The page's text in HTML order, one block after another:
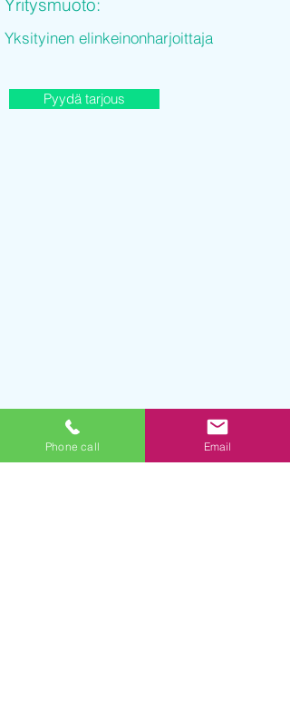
Yritysmuoto:
Yksityinen elinkeinonharjoittaja
Pyydä tarjous
Phone call Email